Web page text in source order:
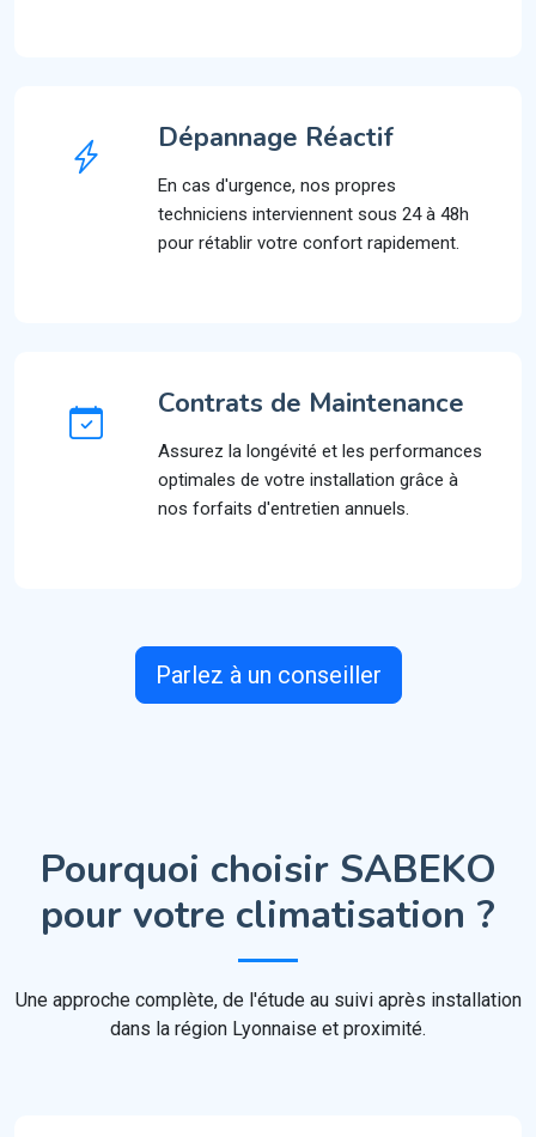
Dépannage Réactif
En cas d'urgence, nos propres
techniciens interviennent sous 24 à 48h
pour rétablir votre confort rapidement.
Contrats de Maintenance
Assurez la longévité et les performances
optimales de votre installation grâce à
nos forfaits d'entretien annuels.
Parlez à un conseiller
Pourquoi choisir SABEKO
pour votre climatisation ?
Une approche complète, de l'étude au suivi après installation
dans la région Lyonnaise et proximité.